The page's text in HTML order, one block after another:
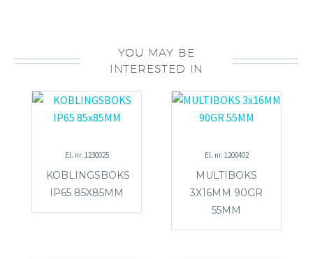
YOU MAY BE
INTERESTED IN
El. nr. 1230025
KOBLINGSBOKS
IP65 85X85MM
El. nr. 1200402
MULTIBOKS
3X16MM 90GR
55MM